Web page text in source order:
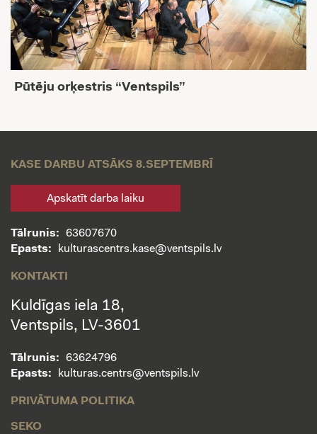
Pūtēju orķestris “Ventspils”
KASE DARBU ATSĀKS 8.SEPTEMBRĪ
Apskatīt darba laiku
Tālrunis:
63607670
Epasts:
kulturascentrs.kase@ventspils.lv
KONTAKTI
Kuldīgas iela 18,
Ventspils, LV-3601
Tālrunis:
63624796
Epasts:
kulturas.centrs@ventspils.lv
PRIVĀTUMA POLITIKA
SEKO